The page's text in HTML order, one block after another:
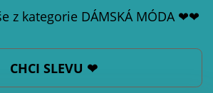
z kategorie DÁMSKÁ MÓDA ❤❤
CHCI SLEVU ❤